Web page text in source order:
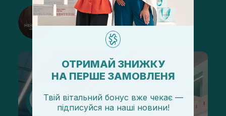
@sisters_stelmakh в Instagram
ОТРИМАЙ ЗНИЖКУ
НА ПЕРШЕ ЗАМОВЛЕНЯ
Твій вітальний бонус вже чекає —
підписуйся на наші новини!